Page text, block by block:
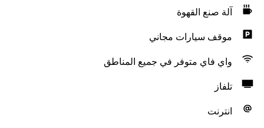
آلة صنع القهوة
موقف سيارات مجاني
واي فاي متوفر في جميع المناطق
تلفاز
انترنت